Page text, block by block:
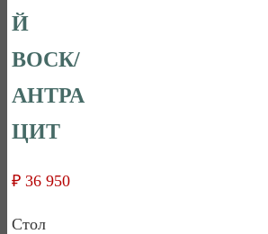
Й
ВОСК/
АНТРА
ЦИТ
₽ 36 950
Стол